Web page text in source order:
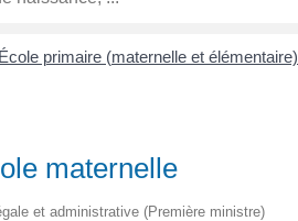
École primaire (maternelle et élémentaire)
maternelle
et administrative (Première ministre)